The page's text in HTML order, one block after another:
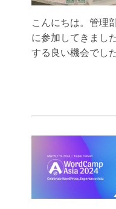
こんにちは。管理
に参加してきまし
する良い機会でし